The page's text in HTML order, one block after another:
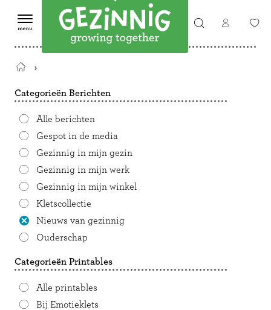
Terug
de
startpagina
Categorieën Berichten
Alle berichten
Gespot in de media
Gezinnig in mijn gezin
Gezinnig in mijn werk
Gezinnig in mijn winkel
Kletscollectie
Nieuws van gezinnig
Ouderschap
Categorieën Printables
Alle printables
Bij Emotieklets